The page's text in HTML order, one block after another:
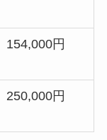
154,000円
250,000円